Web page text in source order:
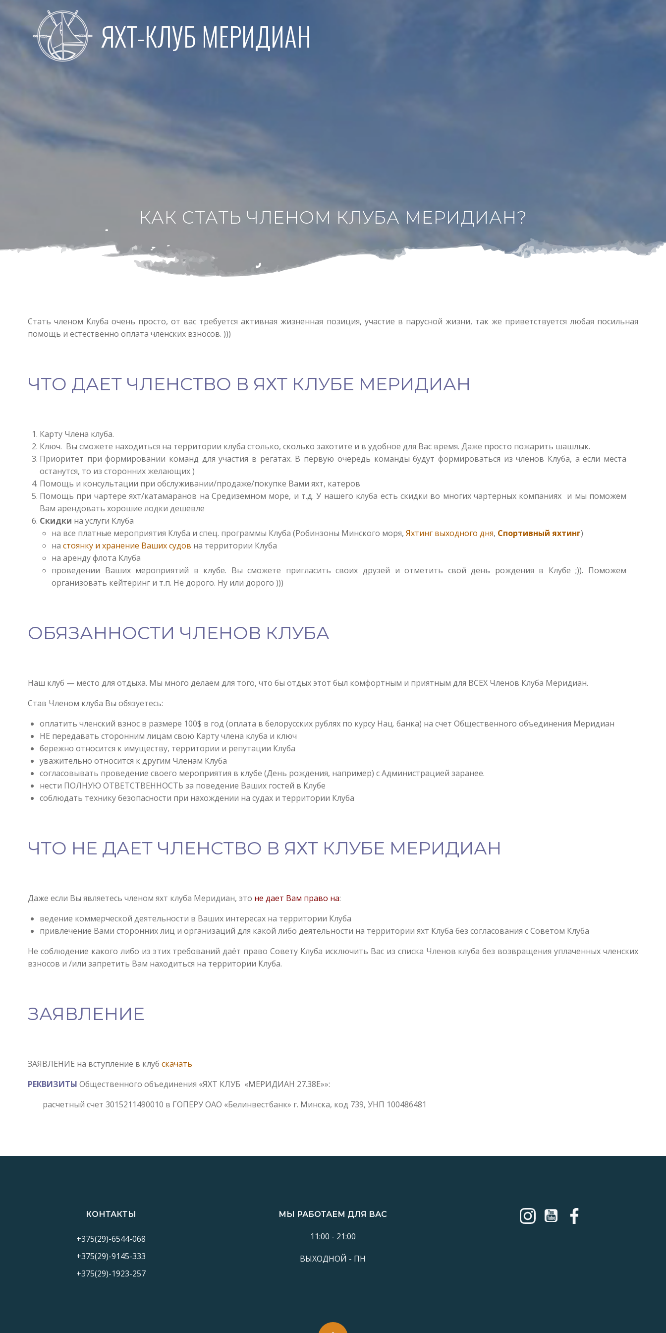
содержимому
ЯХТ-КЛУБ МЕРИДИАН
КАК СТАТЬ ЧЛЕНОМ КЛУБА МЕРИДИАН?
Стать членом Клуба очень просто, от вас требуется активная жизненная позиция, участие в парусной жизни, так же приветствуется любая посильная
помощь и естественно оплата членских взносов. )))
ЧТО ДАЕТ ЧЛЕНСТВО В ЯХТ КЛУБЕ МЕРИДИАН
Карту Члена клуба.
Ключ. Вы сможете находиться на территории клуба столько, сколько захотите и в удобное для Вас время. Даже просто пожарить шашлык.
Приоритет при формировании команд для участия в регатах. В первую очередь команды будут формироваться из членов Клуба, а если места
останутся, то из сторонних желающих )
Помощь и консультации при обслуживании/продаже/покупке Вами яхт, катеров
Помощь при чартере яхт/катамаранов на Средиземном море, и т.д. У нашего клуба есть скидки во многих чартерных компаниях и мы поможем
Вам арендовать хорошие лодки дешевле
Скидки на услуги Клуба
на все платные мероприятия Клуба и спец. программы Клуба (Робинзоны Минского моря, Яхтинг выходного дня, Спортивный яхтинг)
на стоянку и хранение Ваших судов на территории Клуба
на аренду флота Клуба
проведении Ваших мероприятий в клубе. Вы сможете пригласить своих друзей и отметить свой день рождения в Клубе ;)). Поможем
организовать кейтеринг и т.п. Не дорого. Ну или дорого )))
ОБЯЗАННОСТИ ЧЛЕНОВ КЛУБА
Наш клуб — место для отдыха. Мы много делаем для того, что бы отдых этот был комфортным и приятным для ВСЕХ Членов Клуба Меридиан.
Став Членом клуба Вы обязуетесь:
оплатить членский взнос в размере 100$ в год (оплата в белорусских рублях по курсу Нац. банка) на счет Общественного объединения Меридиан
НЕ передавать сторонним лицам свою Карту члена клуба и ключ
бережно относится к имуществу, территории и репутации Клуба
уважительно относится к другим Членам Клуба
согласовывать проведение своего мероприятия в клубе (День рождения, например) с Администрацией заранее.
нести ПОЛНУЮ ОТВЕТСТВЕННОСТЬ за поведение Ваших гостей в Клубе
соблюдать технику безопасности при нахождении на судах и территории Клуба
ЧТО НЕ ДАЕТ ЧЛЕНСТВО В ЯХТ КЛУБЕ МЕРИДИАН
Даже если Вы являетесь членом яхт клуба Меридиан, это не дает Вам право на:
ведение коммерческой деятельности в Ваших интересах на территории Клуба
привлечение Вами сторонних лиц и организаций для какой либо деятельности на территории яхт Клуба без согласования с Советом Клуба
Не соблюдение какого либо из этих требований даёт право Совету Клуба исключить Вас из списка Членов клуба без возвращения уплаченных членских
взносов и /или запретить Вам находиться на территории Клуба.
ЗАЯВЛЕНИЕ
ЗАЯВЛЕНИЕ на вступление в клуб скачать
РЕКВИЗИТЫ Общественного объединения «ЯХТ КЛУБ «МЕРИДИАН 27.38E»»:
расчетный счет 3015211490010 в ГОПЕРУ ОАО «Белинвестбанк» г. Минска, код 739, УНП 100486481
КОНТАКТЫ
+375(29)-6544-068
+375(29)-9145-333
+375(29)-1923-257
МЫ РАБОТАЕМ ДЛЯ ВАС
11:00 - 21:00
ВЫХОДНОЙ - ПН